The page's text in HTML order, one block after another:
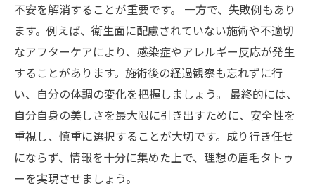
不安を解消することが重要です。 一方で、失敗例もあり
ます。例えば、衛生面に配慮されていない施術や不適切
なアフターケアにより、感染症やアレルギー反応が発生
することがあります。施術後の経過観察も忘れずに行
い、自分の体調の変化を把握しましょう。 最終的には、
自分自身の美しさを最大限に引き出すために、安全性を
重視し、慎重に選択することが大切です。成り行き任せ
にならず、情報を十分に集めた上で、理想の眉毛タトゥ
ーを実現させましょう。